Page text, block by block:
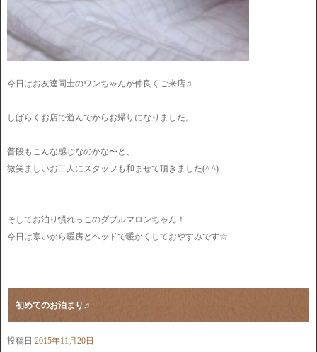
今日はお友達同士のワンちゃんが仲良くご来店♫
しばらくお店で遊んでからお帰りになりました。
普段もこんな感じなのかな〜と、
微笑ましいお二人にスタッフも和ませて頂きました(^ ^)
そしてお泊り慣れっこのダブルマロンちゃん！
今日は寒いから暖房とベッドで暖かくしておやすみです☆
初めてのお泊まり♬
投稿日 2015年11月20日